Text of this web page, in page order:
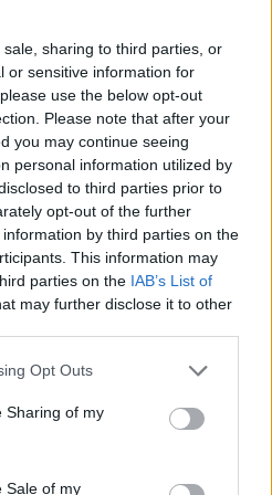
sharing to third parties, or
or sensitive information for
use the below opt-out
Please note that after your
you may continue seeing
personal information utilized by
to third parties prior to
opt-out of the further
by third parties on the
This information may
parties on the IAB’s List of
may further disclose it to other
Opt Outs
Sharing of my
Sale of my
vegada que comenti.